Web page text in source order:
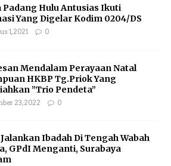
Padang Hulu Antusias Ikuti
Yang Digelar Kodim 0204/DS
1, 2021 0
Mendalam Perayaan Natal
HKBP Tg.Priok Yang
”Trio Pendeta”
23, 2022 0
Ibadah Di Tengah Wabah
GPdI Menganti, Surabaya